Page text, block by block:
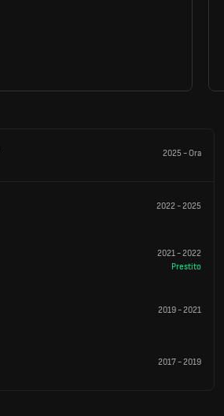
2025 -Ora
2022-2025
2021-2022
Prestito
2019-2021
2017-2019